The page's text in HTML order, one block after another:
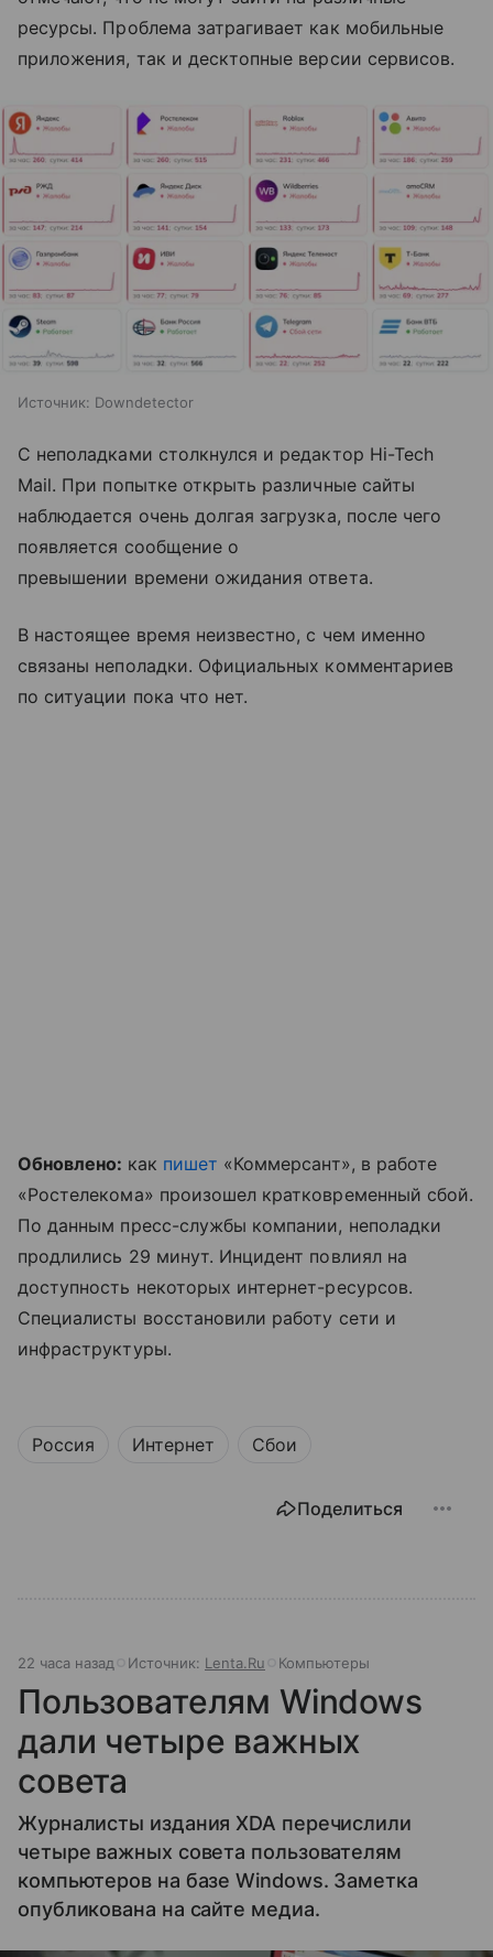
ресурсы. Проблема затрагивает как мобильные
приложения, так и десктопные версии сервисов.
Источник: Downdetector
С неполадками столкнулся и редактор Hi-Tech
Mail. При попытке открыть различные сайты
наблюдается очень долгая загрузка, после чего
появляется сообщение о
превышении времени ожидания ответа.
В настоящее время неизвестно, с чем именно
связаны неполадки. Официальных комментариев
по ситуации пока что нет.
Обновлено: как пишет «Коммерсант», в работе
«Ростелекома» произошел кратковременный сбой.
По данным пресс-службы компании, неполадки
продлились 29 минут. Инцидент повлиял на
доступность некоторых интернет-ресурсов.
Специалисты восстановили работу сети и
инфраструктуры.
Россия Интернет Сбои
Поделиться
22 часа назад Источник: Lenta.Ru Компьютеры
Пользователям Windows
дали четыре важных
совета
Журналисты издания XDA перечислили
четыре важных совета пользователям
компьютеров на базе Windows. Заметка
опубликована на сайте медиа.